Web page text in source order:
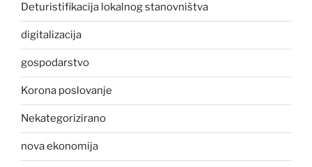
Deturistifikacija lokalnog stanovništva
digitalizacija
gospodarstvo
Korona poslovanje
Nekategorizirano
nova ekonomija